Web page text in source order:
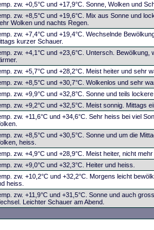
zw. +0,5°C und +17,9°C. Sonne, Wolken und
zw. +8,5°C und +19,6°C. Mix aus Sonne und
Wolken und nachts Regen.
zw. +7,4°C und +19,4°C. Wechselnde
kurzer Schauer.
zw. +4,1°C und +23,6°C. Untersch. Bewölkung,
zw. +5,7°C und +28,2°C. Meist heiter und sehr
zw. +8,5°C und +30,7°C. Wolkenlos und sehr
zw. +9,9°C und +32,8°C. Sonne und teils
zw. +9,2°C und +32,5°C. Meist sonnig. Mittags
zw. +11,6°C und +34,6°C. Sehr heiss bei viel
zw. +8,5°C und +30,5°C. Sonne und um die
heiss.
zw. +4,9°C und +28,9°C. Meist heiter, nicht
zw. +9,0°C und +32,3°C. Heiter und heiss.
zw. +10,2°C und +32,2°C. Morgens leicht
heiss.
zw. +11,9°C und +31,5°C. Sonne und auch
Leichter Schauer am Abend.